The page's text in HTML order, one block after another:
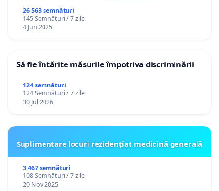
26 563 semnături
145 Semnături / 7 zile
4 Jun 2025
Să fie întărite măsurile împotriva discriminării
124 semnături
124 Semnături / 7 zile
30 Jul 2026
Suplimentare locuri rezidențiat medicină generală
3 467 semnături
108 Semnături / 7 zile
20 Nov 2025